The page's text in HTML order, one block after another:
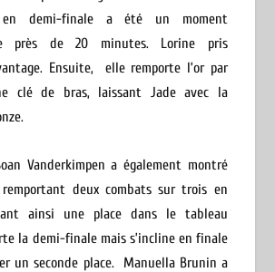
en demi-finale a été un moment
près de 20 minutes. Lorine pris
Ensuite, elle remporte l’or par
clé de bras, laissant Jade avec la
Vanderkimpen a également montré
deux combats sur trois en
ainsi une place dans le tableau
la demi-finale mais s’incline en finale
un seconde place. Manuella Brunin a